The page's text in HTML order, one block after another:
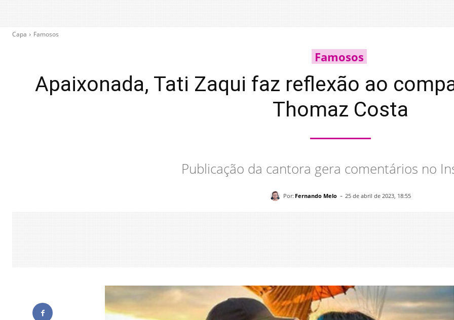
Capa Famosos
Famosos
Apaixonada, Tati Zaqui faz reflexão ao
Thomaz Costa
Publicação da cantora gera comentários no
Por: Fernando Melo - 25 de abril de 2023, 18:55